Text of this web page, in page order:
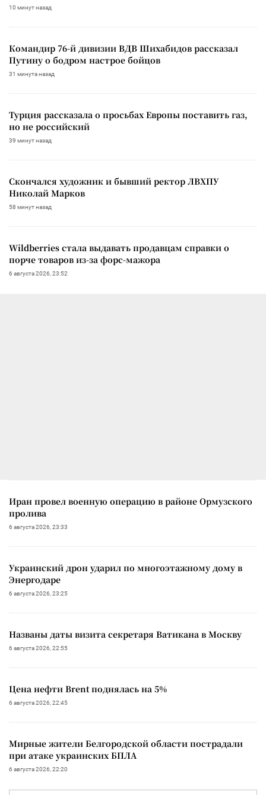
10 минут назад
Командир 76-й дивизии ВДВ Шихабидов рассказал
Путину о бодром настрое бойцов
31 минута назад
Турция рассказала о просьбах Европы поставить газ,
но не российский
39 минут назад
Скончался художник и бывший ректор ЛВХПУ
Николай Марков
58 минут назад
Wildberries стала выдавать продавцам справки о
порче товаров из-за форс-мажора
6 августа 2026, 23:52
Иран провел военную операцию в районе Ормузского
пролива
6 августа 2026, 23:33
Украинский дрон ударил по многоэтажному дому в
Энергодаре
6 августа 2026, 23:25
Названы даты визита секретаря Ватикана в Москву
6 августа 2026, 22:55
Цена нефти Brent поднялась на 5%
6 августа 2026, 22:45
Мирные жители Белгородской области пострадали
при атаке украинских БПЛА
6 августа 2026, 22:20